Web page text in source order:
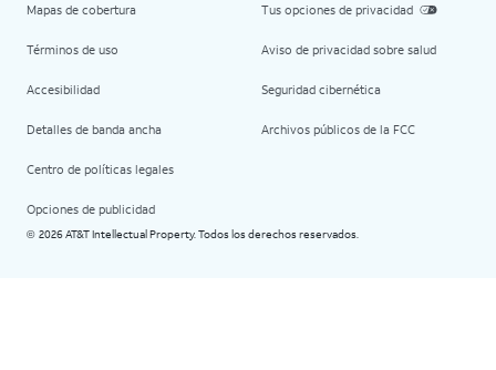
Mapas de cobertura
Términos de uso
Accesibilidad
Detalles de banda ancha
Centro de políticas legales
Opciones de publicidad
Tus opciones de privacidad
Aviso de privacidad sobre salud
Seguridad cibernética
Archivos públicos de la FCC
© 2026 AT&T Intellectual Property. Todos los derechos reservados.